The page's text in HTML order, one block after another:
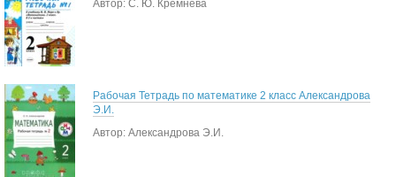
Автор: С. Ю. Кремнева
Рабочая Тетрадь по математике 2 класс Александрова
Э.И.
Автор: Александрова Э.И.